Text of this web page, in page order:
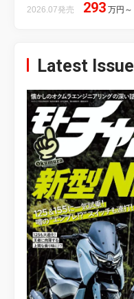
2026.07発売 293 万円 ～
Latest Issue